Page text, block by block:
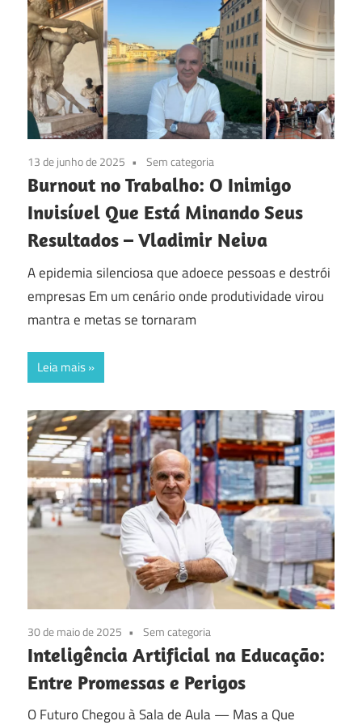
13 de junho de 2025 Sem categoria
Burnout no Trabalho: O Inimigo
Invisível Que Está Minando Seus
Resultados – Vladimir Neiva
A epidemia silenciosa que adoece pessoas e destrói
empresas Em um cenário onde produtividade virou
mantra e metas se tornaram
Leia mais
30 de maio de 2025 Sem categoria
Inteligência Artificial na Educação:
Entre Promessas e Perigos
O Futuro Chegou à Sala de Aula — Mas a Que